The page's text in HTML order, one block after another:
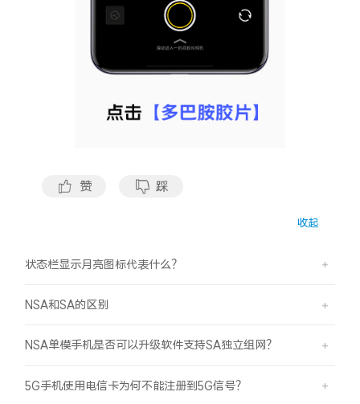
Y500 Pro Y500
iQOO 15 Ultra iQOO Z11 Turbo
全部iQOO机型 对比iQOO机型
vivo WATCH GT 2 vivo Vision
赞 踩
收起
状态栏显示月亮图标代表什么？
NSA和SA的区别
NSA单模手机是否可以升级软件支持SA独立组网？
5G手机使用电信卡为何不能注册到5G信号？